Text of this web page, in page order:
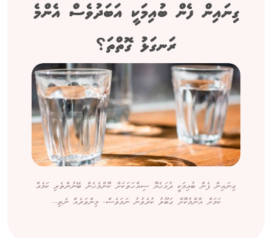
ގިނައިން ފެން ބުއިމަކީ އަބަދުވެސް އެންމެ
ރަނގަޅު ގޮތްތަ؟
ގިނައިން ފެން ބުއިމަކީ ދުޅަހެޔޮ ސިއްހަތަކަށް ކޮންމެހެން ބޭނުންތެރި ކަމެއް
ކަމަށް އާންމުކޮށް ގަބޫލު ކުރެވުނު ނަމަވެސް، މިންވަރެއް ނެތި...